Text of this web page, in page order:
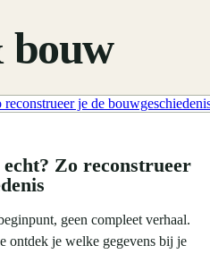
bouw
Zo reconstrueer
geen compleet verhaal.
ontdek je welke gegevens bij je